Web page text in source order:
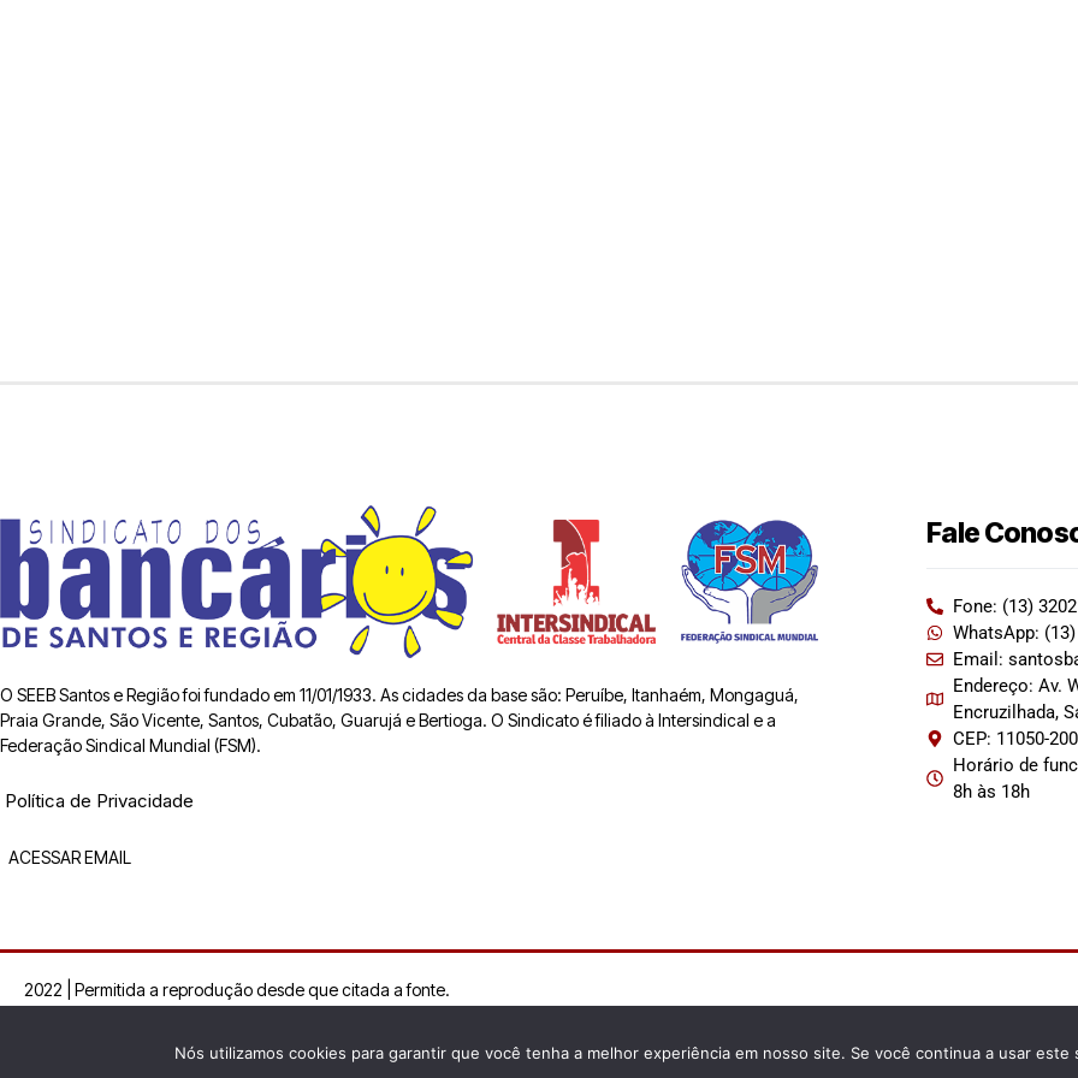
O SEEB Santos e Região foi fundado em 11/01/1933. As cidades da base são: Peruíbe, Itanhaém, Mongaguá,
Praia Grande, São Vicente, Santos, Cubatão, Guarujá e Bertioga. O Sindicato é filiado à Intersindical e a
Federação Sindical Mundial (FSM).
Política de Privacidade
ACESSAR EMAIL
Fale
Fone: (13)
WhatsApp:
Email:
Endereço: Av.
Encruzilhada,
CEP: 11050-200
Horário de
8h às 18h
2022 | Permitida a reprodução desde que citada a fonte.
Nós utilizamos cookies para garantir que você tenha a melhor experiência em nosso site. Se você continua a usar